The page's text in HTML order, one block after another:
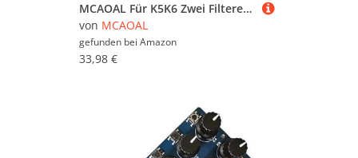
MCAOAL Für K5K6 Zwei Filterempfänger Mit SI4732 Soft Board FPC Single Und Double Antennen
von MCAOAL
gefunden bei Amazon
33,98 €